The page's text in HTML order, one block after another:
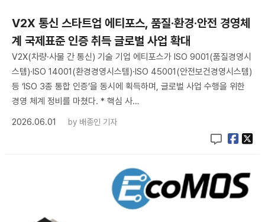
V2X 통신 스타트업 에티포스, 품질·환경·안전 경영체
계 국제표준 인증 취득 글로벌 사업 확대
V2X(차량·사물 간 통신) 기술 기업 에티포스가 ISO 9001(품질경영시
스템)·ISO 14001(환경경영시스템)·ISO 45001(안전보건경영시스템)
등 ‘ISO 3종 통합 인증’을 동시에 획득하며, 글로벌 사업 수행을 위한
경영 체계 정비를 마쳤다. * 핵심 사…
2026.06.01
by 배종인 기자